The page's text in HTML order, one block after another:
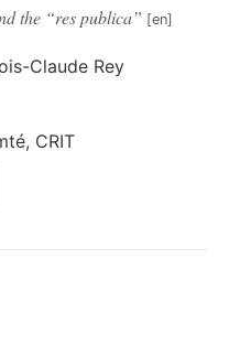
the “res publica”
Claude Rey
CRIT